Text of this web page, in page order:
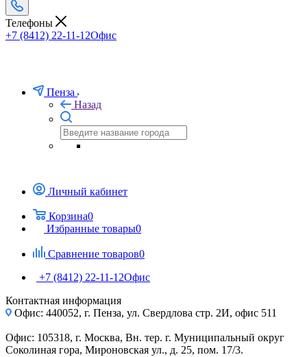
Телефоны
+7 (8412) 22-11-12Офис
Пенза
Назад
Личный кабинет
Корзина0
Избранные товары0
Сравнение товаров0
+7 (8412) 22-11-12Офис
Контактная информация
Офис: 440052, г. Пенза, ул. Свердлова стр. 2И, офис 511
Офис: 105318, г. Москва, Вн. тер. г. Муниципальный округ
Соколиная гора, Мироновская ул., д. 25, пом. 17/3.